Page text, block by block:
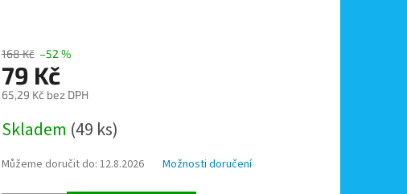
168 Kč –52 %
79 Kč
65,29 Kč bez DPH
cena:
Skladem (49 ks)
Můžeme doručit do: 12.8.2026 Možnosti doručení